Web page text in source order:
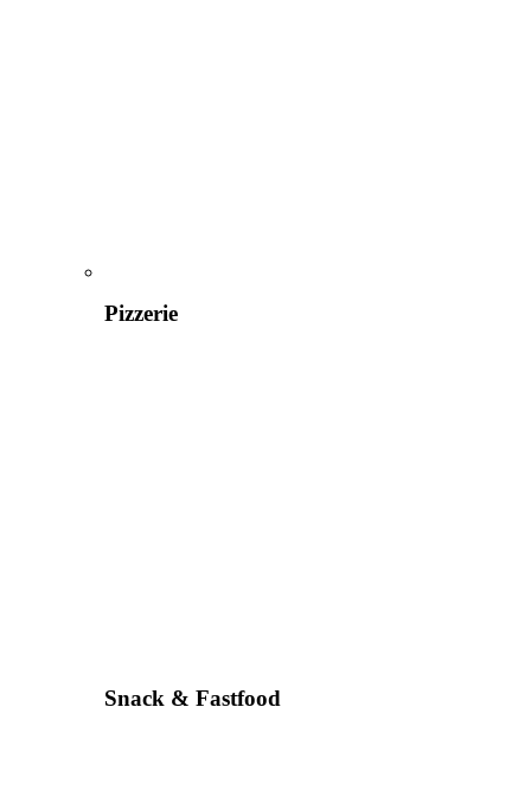
Pizzerie
Snack & Fastfood